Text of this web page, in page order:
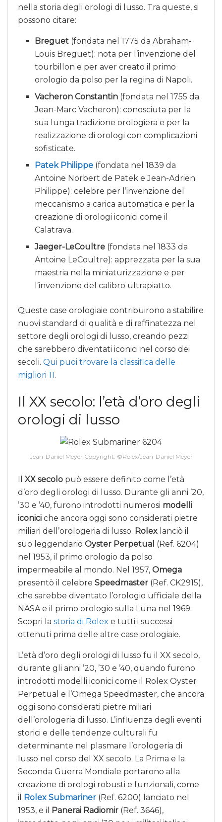
nella storia degli orologi di lusso. Tra queste, si
possono citare:
Breguet (fondata nel 1775 da Abraham-
Louis Breguet): nota per l’invenzione del
tourbillon e per aver creato il primo
orologio da polso per la regina di Napoli.
Vacheron Constantin (fondata nel 1755 da
Jean-Marc Vacheron): conosciuta per la
sua lunga tradizione orologiera e per la
realizzazione di orologi con complicazioni
sofisticate.
Patek Philippe (fondata nel 1839 da
Antoine Norbert de Patek e Jean-Adrien
Philippe): celebre per l’invenzione del
meccanismo a carica automatica e per la
creazione di orologi iconici come il
Calatrava.
Jaeger-LeCoultre (fondata nel 1833 da
Antoine LeCoultre): apprezzata per la sua
maestria nella miniaturizzazione e per
l’invenzione del calibro ultrapiatto.
Queste case orologiaie contribuirono a stabilire
nuovi standard di qualità e di raffinatezza nel
settore degli orologi di lusso, creando pezzi
che sarebbero diventati iconici nel corso dei
secoli. Qui puoi trovare la classifica delle
migliori 11 .
Il XX secolo: l’età d’oro degli
orologi di lusso
Jean-Daniel Meyer Copyright: ©Rolex/Jean-Daniel Meyer
XX secolo può essere definito come l’età
d’oro degli orologi di lusso. Durante gli anni ’20,
’30 e ’40, furono introdotti numerosi modelli
iconici che ancora oggi sono considerati pietre
miliari dell’orologeria di lusso. Rolex lanciò il
suo leggendario Oyster Perpetual (Ref. 6204)
nel 1953, il primo orologio da polso
impermeabile al mondo. Nel 1957, Omega
presentò il celebre Speedmaster (Ref. CK2915),
che sarebbe diventato l’orologio ufficiale della
NASA e il primo orologio sulla Luna nel 1969.
Scopri la storia di Rolex e tutti i successi
ottenuti prima delle altre case orologiaie.
L’età d’oro degli orologi di lusso fu il XX secolo,
durante gli anni ’20, ’30 e ’40, quando furono
introdotti modelli iconici come il Rolex Oyster
Perpetual e l’Omega Speedmaster, che ancora
oggi sono considerati pietre miliari
dell’orologeria di lusso. L’influenza degli eventi
storici e delle tendenze culturali fu
determinante nel plasmare l’orologeria di
lusso nel corso del XX secolo. La Prima e la
Seconda Guerra Mondiale portarono alla
creazione di orologi robusti e funzionali, come
il
Rolex Submariner (Ref. 6200) lanciato nel
1953, e il
Panerai Radiomir (Ref. 3646),